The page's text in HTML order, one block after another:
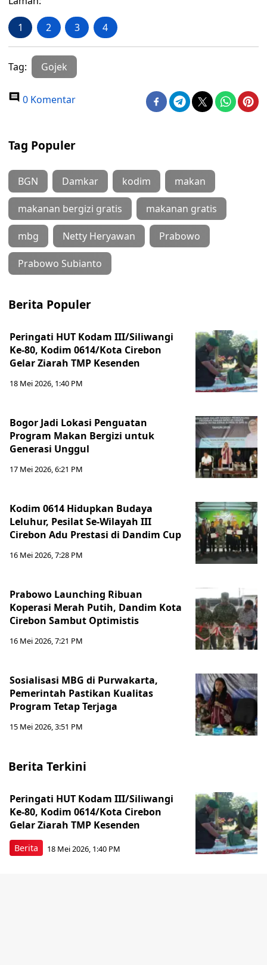
1 2 3 4
Tag: Gojek
0 Komentar
Tag Populer
BGN Damkar kodim makan
makanan bergizi gratis makanan gratis
mbg Netty Heryawan Prabowo
Prabowo Subianto
Berita Populer
Peringati HUT Kodam III/Siliwangi
Ke-80, Kodim 0614/Kota Cirebon
Gelar Ziarah TMP Kesenden
18 Mei 2026, 1:40 PM
Bogor Jadi Lokasi Penguatan
Program Makan Bergizi untuk
Generasi Unggul
17 Mei 2026, 6:21 PM
Kodim 0614 Hidupkan Budaya
Leluhur, Pesilat Se-Wilayah III
Cirebon Adu Prestasi di Dandim Cup
16 Mei 2026, 7:28 PM
Prabowo Launching Ribuan
Koperasi Merah Putih, Dandim Kota
Cirebon Sambut Optimistis
16 Mei 2026, 7:21 PM
Sosialisasi MBG di Purwakarta,
Pemerintah Pastikan Kualitas
Program Tetap Terjaga
15 Mei 2026, 3:51 PM
Berita Terkini
Berita
Peringati HUT Kodam III/Siliwangi
Ke-80, Kodim 0614/Kota Cirebon
Gelar Ziarah TMP Kesenden
18 Mei 2026, 1:40 PM